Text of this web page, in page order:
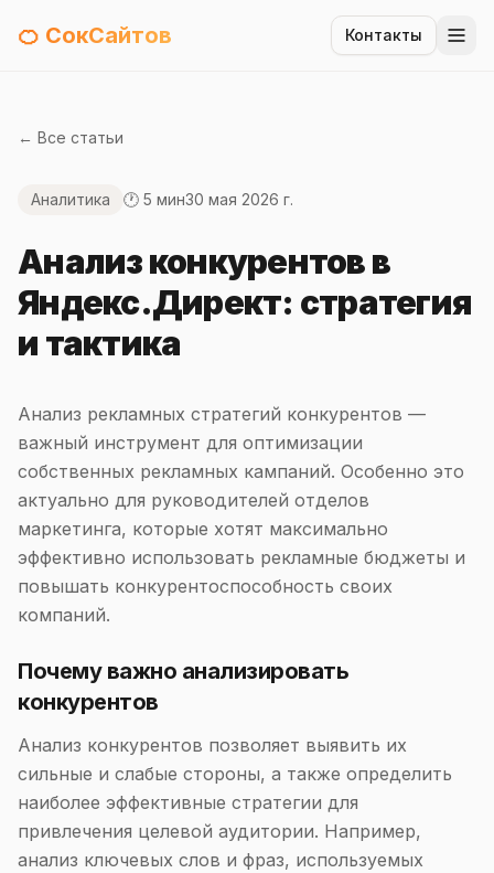
🍊 СокСайтов Контакты
← Все статьи
Аналитика 🕐 5 мин30 мая 2026 г.
Анализ конкурентов в
Яндекс.Директ: стратегия
и тактика
Анализ рекламных стратегий конкурентов —
важный инструмент для оптимизации
собственных рекламных кампаний. Особенно это
актуально для руководителей отделов
маркетинга, которые хотят максимально
эффективно использовать рекламные бюджеты и
повышать конкурентоспособность своих
компаний.
Почему важно анализировать
конкурентов
Анализ конкурентов позволяет выявить их
сильные и слабые стороны, а также определить
наиболее эффективные стратегии для
привлечения целевой аудитории. Например,
анализ ключевых слов и фраз, используемых